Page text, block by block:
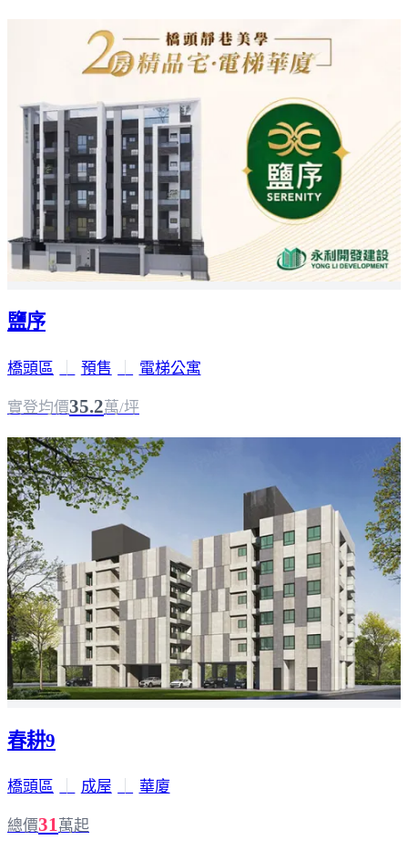
鹽序
橋頭區 預售 電梯公寓
實登均價35.2萬/坪
春耕9
橋頭區 成屋 華廈
總價31萬起